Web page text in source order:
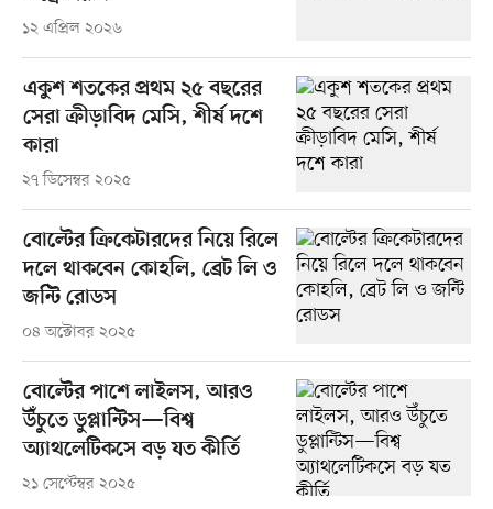
১২ এপ্রিল ২০২৬
একুশ শতকের প্রথম ২৫ বছরের
সেরা ক্রীড়াবিদ মেসি, শীর্ষ দশে
কারা
২৭ ডিসেম্বর ২০২৫
বোল্টের ক্রিকেটারদের নিয়ে রিলে
দলে থাকবেন কোহলি, ব্রেট লি ও
জন্টি রোডস
০৪ অক্টোবর ২০২৫
বোল্টের পাশে লাইলস, আরও
উঁচুতে ডুপ্লান্টিস—বিশ্ব
অ্যাথলেটিকসে বড় যত কীর্তি
২১ সেপ্টেম্বর ২০২৫